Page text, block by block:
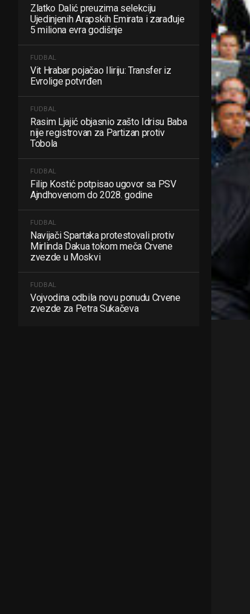
Zlatko Dalić preuzima selekciju
Ujedinjenih Arapskih Emirata i zarađuje
5 miliona evra godišnje
FUDBAL
Vit Hrabar pojačao Iliriju: Transfer iz
Evrolige potvrđen
FUDBAL
Rasim Ljajić objasnio zašto Idrisu Baba
nije registrovan za Partizan protiv
Tobola
FUDBAL
Filip Kostić potpisao ugovor sa PSV
Ajndhovenom do 2028. godine
FUDBAL
Navijači Spartaka protestovali protiv
Mirlinda Dakua tokom meča Crvene
zvezde u Moskvi
FUDBAL
Vojvodina odbila novu ponudu Crvene
zvezde za Petra Sukačeva